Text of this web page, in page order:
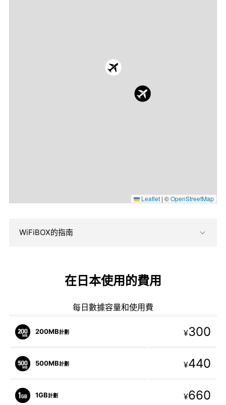
Leaflet | ©OpenStreetMap
WiFiBOX的指南
在日本使用的費用
每日數據容量和使用費
200MB計劃 ¥300
500MB計劃 ¥440
1GB計劃 ¥660